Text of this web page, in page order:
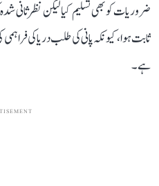
ضروریات کو بھی تسلیم کیا لیکن نظرثانی
ثابت ہوا، کیونکہ پانی کی طلب دریا کی
ہے۔